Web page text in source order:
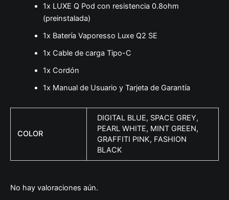
1x LUXE Q Pod con resistencia 0.8ohm
(preinstalada)
1x Batería Vaporesso Luxe Q2 SE
1x Cable de carga Tipo-C
1x Cordón
1x Manual de Usuario y Tarjeta de Garantía
COLOR
DIGITAL BLUE, SPACE GREY,
PEARL WHITE, MINT GREEN,
GRAFFITI PINK, FASHION
BLACK
No hay valoraciones aún.